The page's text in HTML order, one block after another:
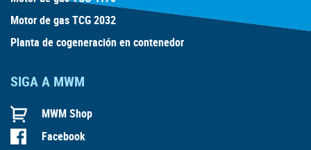
Motor de gas TCG 2032
Planta de cogeneración en contenedor
SIGA A MWM
MWM Shop
Facebook